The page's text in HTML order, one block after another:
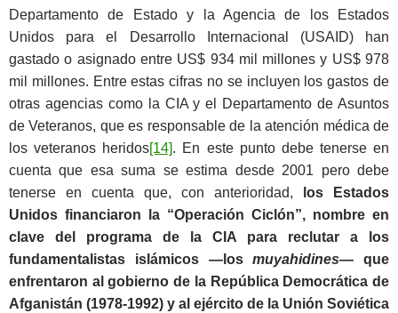
Departamento de Estado y la Agencia de los Estados
Unidos para el Desarrollo Internacional (USAID) han
gastado o asignado entre US$ 934 mil millones y US$ 978
mil millones. Entre estas cifras no se incluyen los gastos de
otras agencias como la CIA y el Departamento de Asuntos
de Veteranos, que es responsable de la atención médica de
los veteranos heridos[14]. En este punto debe tenerse en
cuenta que esa suma se estima desde 2001 pero debe
tenerse en cuenta que, con anterioridad,
los Estados
Unidos financiaron la “Operación Ciclón”, nombre en
clave del programa de la CIA para reclutar a los
fundamentalistas islámicos —losmuyahidines— que
enfrentaron al gobierno de la República Democrática de
Afganistán (1978-1992) y al ejército de la Unión Soviética